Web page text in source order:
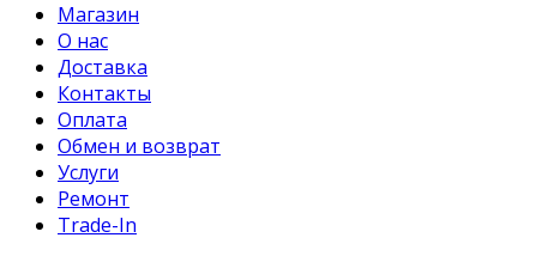
Магазин
О нас
Доставка
Контакты
Оплата
Обмен и возврат
Услуги
Ремонт
Trade-In